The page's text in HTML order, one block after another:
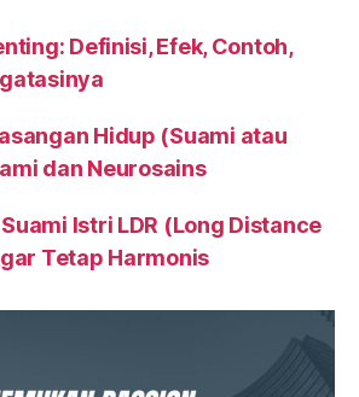
Definisi, Efek, Contoh,
Hidup (Suami atau
dan Neurosains
Istri LDR (Long Distance
Tetap Harmonis